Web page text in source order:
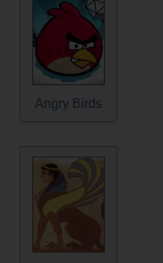
Angry Birds